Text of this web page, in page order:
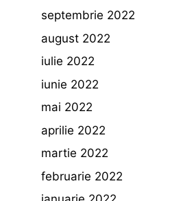
septembrie 2022
august 2022
iulie 2022
iunie 2022
mai 2022
aprilie 2022
martie 2022
februarie 2022